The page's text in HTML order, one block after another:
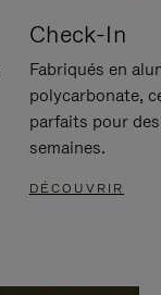
Check-In
Fabriqués en
polycarbonate,
parfaits pour
semaines.
DÉCOUVRIR